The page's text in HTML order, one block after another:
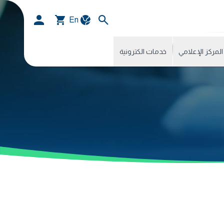
En
المركز الإعلامي خدمات الكترونية